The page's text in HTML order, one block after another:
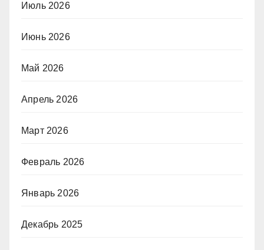
Июль 2026
Июнь 2026
Май 2026
Апрель 2026
Март 2026
Февраль 2026
Январь 2026
Декабрь 2025